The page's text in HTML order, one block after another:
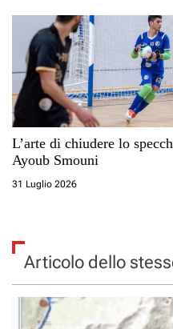
L’arte di chiudere lo
Ayoub Smouni
31 Luglio 2026
Articolo dello